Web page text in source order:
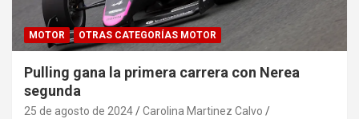
MOTOR OTRAS CATEGORÍAS MOTOR
Pulling gana la primera carrera con Nerea
segunda
25 de agosto de 2024
Carolina Martinez Calvo